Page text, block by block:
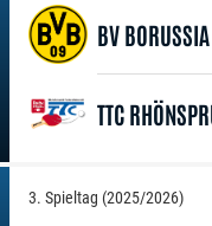
BV
TTC
3. Spieltag (2025/2026)